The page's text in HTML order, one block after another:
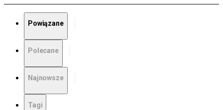
Powiązane
Polecane
Najnowsze
Tagi